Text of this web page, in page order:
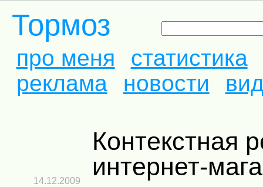
Тормоз
про меня
статистика
реклама
новости
Контекстная реклама в
интернет-
14.12.2009